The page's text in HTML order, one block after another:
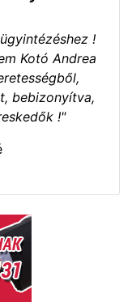
!
Kotó Andrea
bebizonyítva,
!"